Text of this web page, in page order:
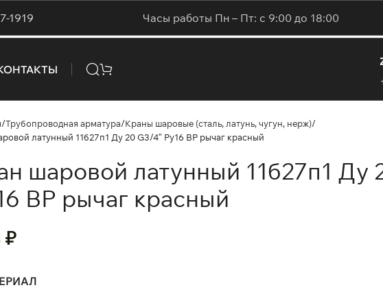
1919 Часы работы Пн – Пт: с 9:00 до 18:00
Трубопроводная арматура Краны шаровые (сталь, латунь, чугун, нерж)
латунный 11б27п1 Ду 20 G3/4″ Ру16 ВР рычаг красный
шаровой латунный 11б27п1 Ду
ВР рычаг красный
₽